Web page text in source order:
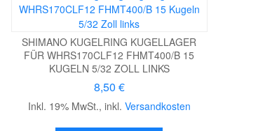
SHIMANO KUGELRING KUGELLAGER
FÜR WHRS170CLF12 FHMT400/B 15
KUGELN 5/32 ZOLL LINKS
8,50 €
Inkl. 19% MwSt., inkl. Versandkosten